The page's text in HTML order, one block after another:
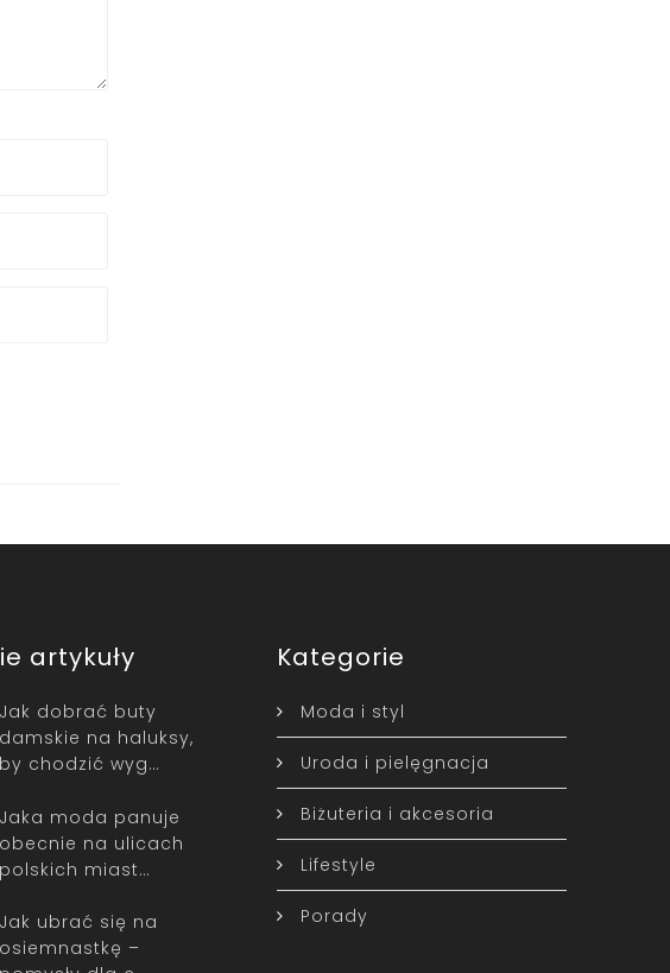
artykuły
Jak dobrać buty
damskie na haluksy,
by chodzić wyg…
Jaka moda panuje
obecnie na ulicach
polskich miast…
Jak ubrać się na
osiemnastkę –
Kategorie
Moda i styl
Uroda i pielęgnacja
Biżuteria i akcesoria
Lifestyle
Porady